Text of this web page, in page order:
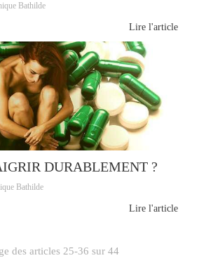
Bathilde
Lire l'article
DURABLEMENT ?
Bathilde
Lire l'article
des articles 25-36 sur 44